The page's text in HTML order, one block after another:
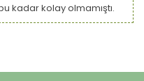
kadar kolay olmamıştı.